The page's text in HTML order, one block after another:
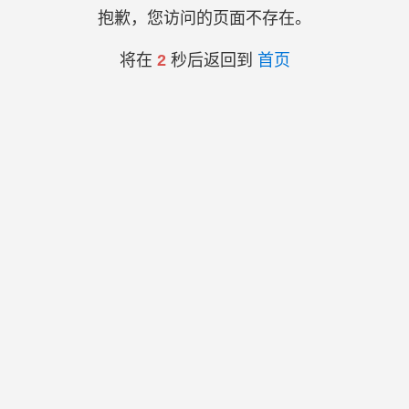
抱歉，您访问的页面不存在。
将在 2秒后返回到 首页